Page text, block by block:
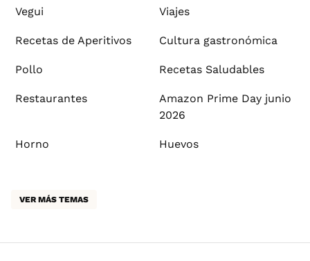
Vegui Viajes
Recetas de Aperitivos Cultura gastronómica
Pollo Recetas Saludables
Restaurantes
Amazon Prime Day junio
2026
Horno Huevos
VER MÁS TEMAS